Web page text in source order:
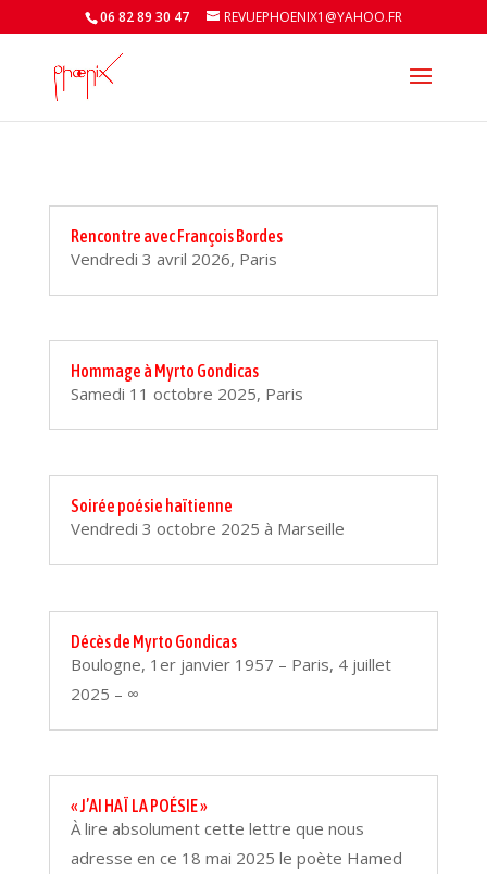
06 82 89 30 47 REVUEPHOENIX1@YAHOO.FR
Rencontre avec François Bordes
Vendredi 3 avril 2026, Paris
Hommage à Myrto Gondicas
Samedi 11 octobre 2025, Paris
Soirée poésie haïtienne
Vendredi 3 octobre 2025 à Marseille
Décès de Myrto Gondicas
Boulogne, 1er janvier 1957 – Paris, 4 juillet
2025 – ∞
« J’AI HAÏ LA POÉSIE »
À lire absolument cette lettre que nous
adresse en ce 18 mai 2025 le poète Hamed